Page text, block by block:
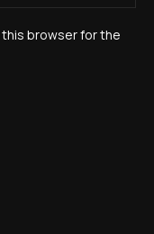
this browser for the